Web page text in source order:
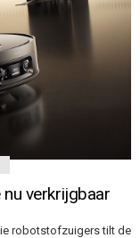
nu verkrijgbaar
robotstofzuigers tilt de